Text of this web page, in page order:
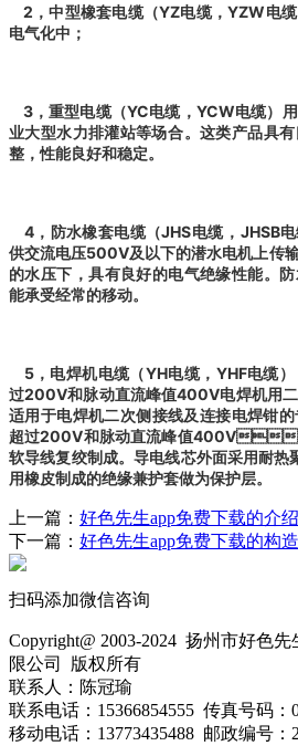
2，中型橡套电缆（YZ电缆，YZW
电气化中；
3，重型电缆（YC电缆，YCW电缆）用
业大型水力排灌站等场合。这类产品具
整，性能良好和稳定。
4，防水橡套电缆（JHS电缆，JHSB
供交流电压500V及以下的潜水电机上传输
的水压下，具有良好的电气绝缘性能。
能承受经常的移动。
5，电焊机电缆（YH电缆，YHF电缆）
过200V和脉动直流峰值400V电焊机用二次
适用于电焊机二次侧接线及连接电焊钳的
超过200V和脉动直流峰值400V。
软导线复绞制成。导电线芯外面采用耐热
用橡皮制成的绝缘兼护套做为保护层。
上一篇： 好色先生app免费下载的介绍
下一篇： 好色先生app免费下载的构造
扫码添加微信咨询
Copyright@ 2003-2024 扬州市好色先
限公司
版权所有
联系人：陈冠瑜
联系电话：15366854555 传真号码
移动电话：13773435488 邮政编号